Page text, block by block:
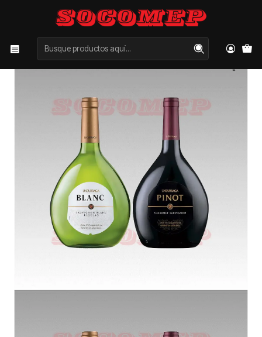
Inicio Categorías VINOS
INDIVIDUAL
Undurraga Pinot - Blanc 375cc